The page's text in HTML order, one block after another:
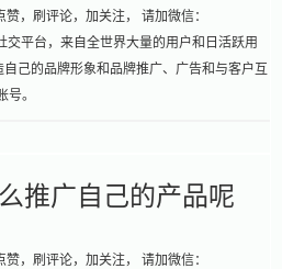
，刷评论，加关注， 请加微信：
平台，来自全世界大量的用户和日活跃用
己的品牌形象和品牌推广、广告和与客户互
。
推广自己的产品呢
，刷评论，加关注， 请加微信：